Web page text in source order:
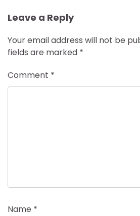
Leave a Reply
Your email address will not be
fields are marked *
Comment *
Name *